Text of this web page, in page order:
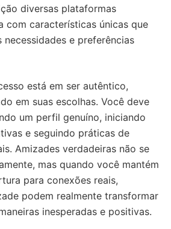
diversas plataformas
com características únicas que
e preferências
está em ser autêntico,
em suas escolhas. Você deve
um perfil genuíno, iniciando
e seguindo práticas de
Amizades verdadeiras não se
mas quando você mantém
para conexões reais,
podem realmente transformar
inesperadas e positivas.